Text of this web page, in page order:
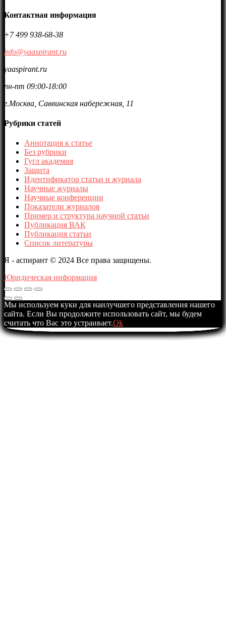
Контактная информация
+7 499 938-68-38
info@yaaspirant.ru
yaaspirant.ru
пн-пт 09:00-18:00
г.Москва, Саввинская набережная, 11
Рубрики статей
Аннотация к статье
Без рубрики
Гугл академия
Защита
Идентификатор статьи и журнала
Научные журналы
Научные конференции
Показатели журналов
Пример и структура научной статьи
Публикация ВАК
Публикация статьи
Список литературы
Я - аспирант © 2024 Все права защищены.
Юридическая информация
Мы используем куки для наилучшего представления нашего
сайта. Если Вы продолжите использовать сайт, мы будем
считать что Вас это устраивает.Ok